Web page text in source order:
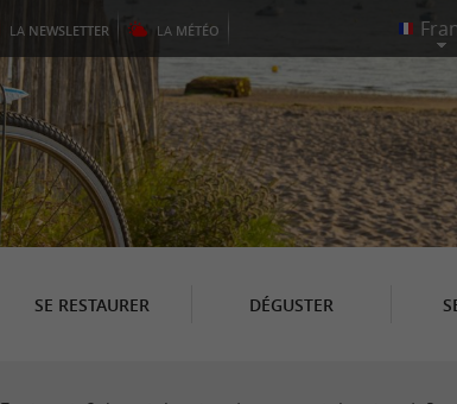
LA NEWSLETTER LA MÉTÉO
SE RESTAURER DÉGUSTER